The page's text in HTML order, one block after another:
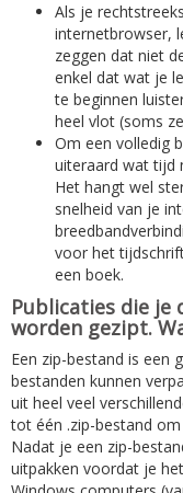
Als je
internetbrowser,
zeggen dat niet
enkel dat wat je
te beginnen
heel vlot (soms
Om een volledig
uiteraard wat tijd
Het hangt wel
snelheid van je
voor het
een boek.
Publicaties die
worden gezipt.
Een zip-bestand is een
bestanden kunnen
uit heel veel
tot één .zip-bestand
Nadat je een zip-
uitpakken voordat je